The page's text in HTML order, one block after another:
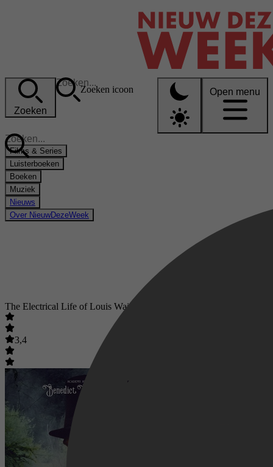
Zoeken
Zoeken icoon Open menu
Films & Series
Luisterboeken
Boeken
Muziek
Nieuws
Over NieuwDezeWeek
The Electrical Life of Louis Wain
3,4